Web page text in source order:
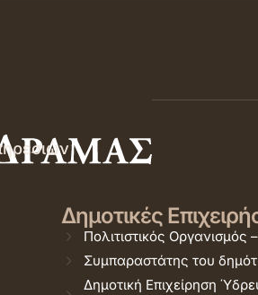
Δημοτικές
Πολιτιστικός
Συμπαραστάτης του
Δημοτική Επιχείρηση